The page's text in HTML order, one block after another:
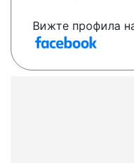
Вижте профила